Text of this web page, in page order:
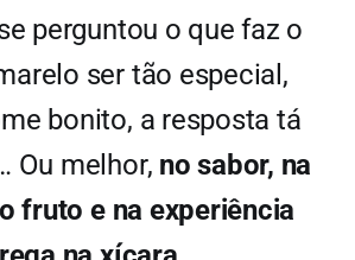
perguntou o que faz o
ser tão especial,
bonito, a resposta tá
Ou melhor, no sabor, na
fruto e na experiência